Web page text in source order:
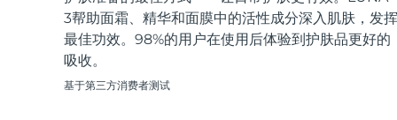
3帮助面霜、精华和面膜中的活性成分深入肌肤，发挥
最佳功效。98%的用户在使用后体验到护肤品更好的
吸收。
基于第三方消费者测试